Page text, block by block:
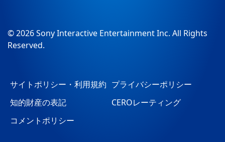
© 2026 Sony Interactive Entertainment Inc. All Rights
Reserved.
サイトポリシー・利用規約 プライバシーポリシー
知的財産の表記
CEROレーティング
コメントポリシー